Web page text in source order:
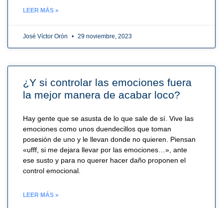
LEER MÁS »
José Víctor Orón 29 noviembre, 2023
¿Y si controlar las emociones fuera
la mejor manera de acabar loco?
Hay gente que se asusta de lo que sale de sí. Vive las
emociones como unos duendecillos que toman
posesión de uno y le llevan donde no quieren. Piensan
«ufff, si me dejara llevar por las emociones…», ante
ese susto y para no querer hacer daño proponen el
control emocional.
LEER MÁS »